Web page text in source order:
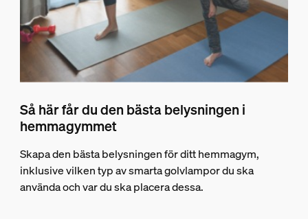
Så här får du den bästa belysningen i
hemmagymmet
Skapa den bästa belysningen för ditt hemmagym,
inklusive vilken typ av smarta golvlampor du ska
använda och var du ska placera dessa.